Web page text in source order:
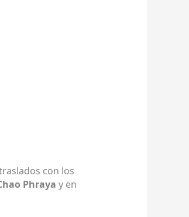
con los
Phraya y en